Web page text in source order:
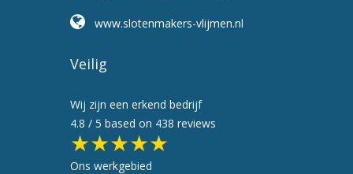
www.slotenmakers-vlijmen.nl
Veilig
Wij zijn een erkend bedrijf
4.8 / 5 based on 438 reviews
★★★★★
Ons werkgebied